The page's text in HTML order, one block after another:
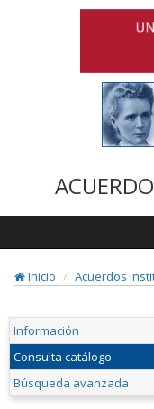
Inicio
Acuerdos
Información
Consulta catálogo
Búsqueda avanzada